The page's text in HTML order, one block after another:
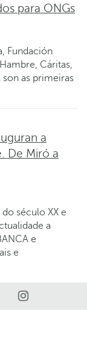
para ONGs
Fundación
Cáritas,
as primeiras
a
De Miró a
século XX e
a
e
e